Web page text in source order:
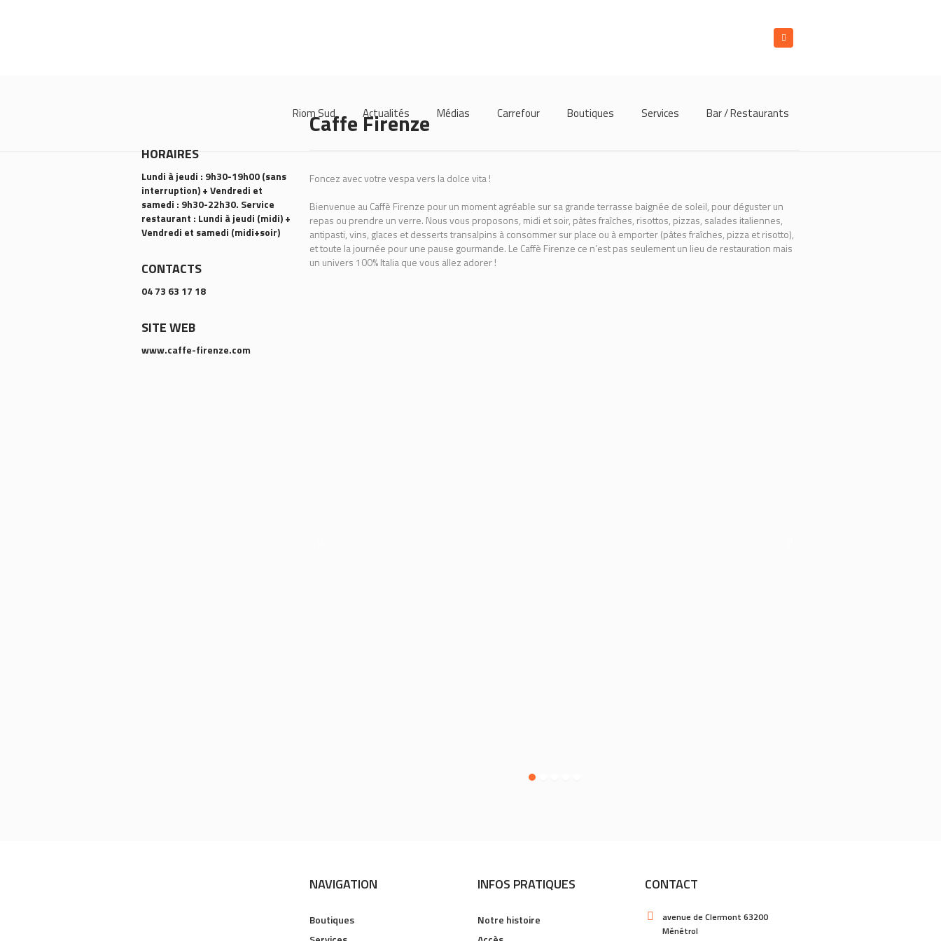
Riom Sud Actualités Médias Carrefour Boutiques Services Bar / Restaurants
HORAIRES
Lundi à jeudi : 9h30-19h00 (sans
interruption) + Vendredi et
samedi : 9h30-22h30. Service
restaurant : Lundi à jeudi (midi) +
Vendredi et samedi (midi+soir)
CONTACTS
04 73 63 17 18
SITE WEB
www.caffe-firenze.com
Caffe Firenze
Foncez avec votre vespa vers la dolce vita !
Bienvenue au Caffè Firenze pour un moment agréable sur sa grande terrasse baignée de soleil, pour déguster un
repas ou prendre un verre. Nous vous proposons, midi et soir, pâtes fraîches, risottos, pizzas, salades italiennes,
antipasti, vins, glaces et desserts transalpins à consommer sur place ou à emporter (pâtes fraîches, pizza et risotto),
et toute la journée pour une pause gourmande. Le Caffè Firenze ce n’est pas seulement un lieu de restauration mais
un univers 100% Italia que vous allez adorer !
NAVIGATION
Boutiques
INFOS PRATIQUES
Notre histoire
CONTACT
avenue de Clermont 63200
Ménétrol